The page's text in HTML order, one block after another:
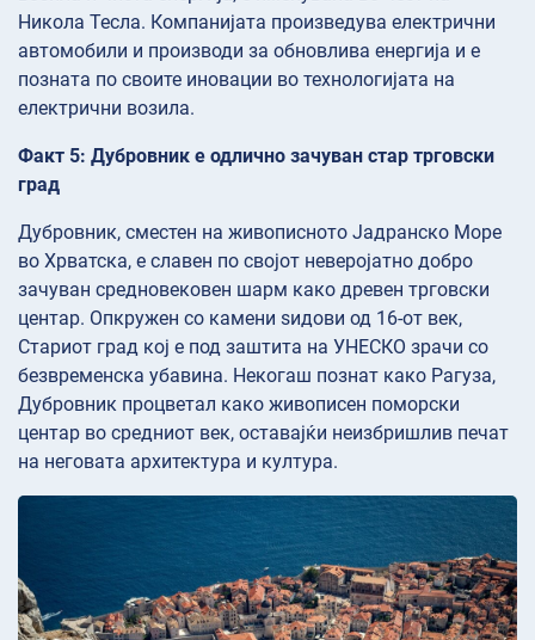
Никола Тесла. Компанијата произведува електрични
автомобили и производи за обновлива енергија и е
позната по своите иновации во технологијата на
електрични возила.
Факт 5: Дубровник е одлично зачуван стар трговски
град
Дубровник, сместен на живописното Јадранско Море
во Хрватска, е славен по својот неверојатно добро
зачуван средновековен шарм како древен трговски
центар. Опкружен со камени ѕидови од 16-от век,
Стариот град кој е под заштита на УНЕСКО зрачи со
безвременска убавина. Некогаш познат како Рагуза,
Дубровник процветал како живописен поморски
центар во средниот век, оставајќи неизбришлив печат
на неговата архитектура и култура.